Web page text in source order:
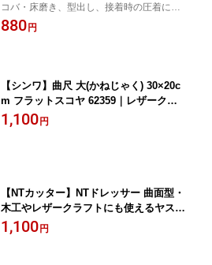
コバ磨き コバ処理剤 トコノール ハンド
ソーイング スリッカー コーンスリッカ
コバ・床磨き、型出し、接着時の圧着に便
利な工具です。
880 円
【シンワ】曲尺 大(かねじゃく) 30×20c
m フラットスコヤ 62359｜レザークラ
フト用工具 道具 DIY レザー 革 皮革 手
作り ハンドメイド SHINWA
1,100 円
【NTカッター】NTドレッサー 曲面型・
木工やレザークラフトにも使えるヤスリ
｜レザークラフト 工具 道具 DIY レザー
革 皮革 手作り ハンドメイド やすり
1,100 円